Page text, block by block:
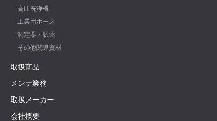
高圧洗浄機
工業用ホース
測定器・試薬
その他関連資材
取扱商品
メンテ業務
取扱メーカー
会社概要